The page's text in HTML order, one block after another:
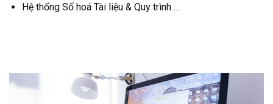
Hệ thống Số hoá Tài liệu & Quy trình …